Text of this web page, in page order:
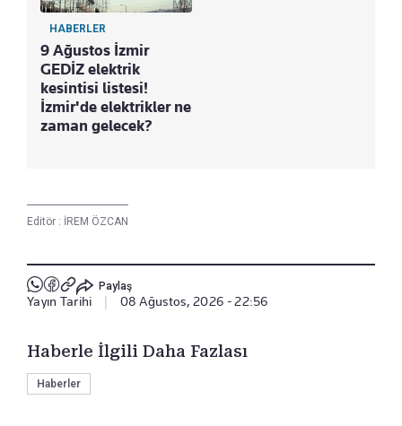
HABERLER
9 Ağustos İzmir
GEDİZ elektrik
kesintisi listesi!
İzmir'de elektrikler ne
zaman gelecek?
Editör : İREM ÖZCAN
Paylaş
Yayın Tarihi 08 Ağustos, 2026 - 22:56
Haberle İlgili Daha Fazlası
Haberler